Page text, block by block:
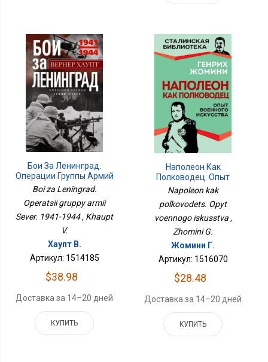
Бои За Ленинград.
Операции Группы Армий
Север. 1941-1944
Boi za Leningrad.
Operatsii gruppy armii
Sever. 1941-1944 , Khaupt
V.
Хаупт В.
Артикул: 1514185
$38.98
Доставка за 14–20 дней
КУПИТЬ
Наполеон Как
Полководец. Опыт
Военного Искусства
Napoleon kak
polkovodets. Opyt
voennogo iskusstva ,
Zhomini G.
Жомини Г.
Артикул: 1516070
$28.48
Доставка за 14–20 дней
КУПИТЬ